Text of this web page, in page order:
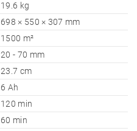
19.6 kg
698 × 550 × 307 mm
1500 m²
20 - 70 mm
23.7 cm
6 Ah
120 min
60 min